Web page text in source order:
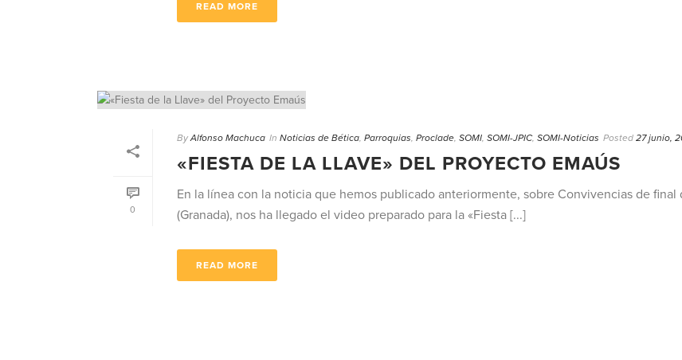
READ MORE
0
By Alfonso Machuca In Noticias de Bética, Parroquias, Proclade, SOMI, SOMI-JPIC, SOMI-Noticias Posted 27 junio,
«FIESTA DE LA LLAVE» DEL PROYECTO EMAÚS
En la línea con la noticia que hemos publicado anteriormente, sobre Convivencias de final
(Granada), nos ha llegado el video preparado para la «Fiesta [...]
READ MORE